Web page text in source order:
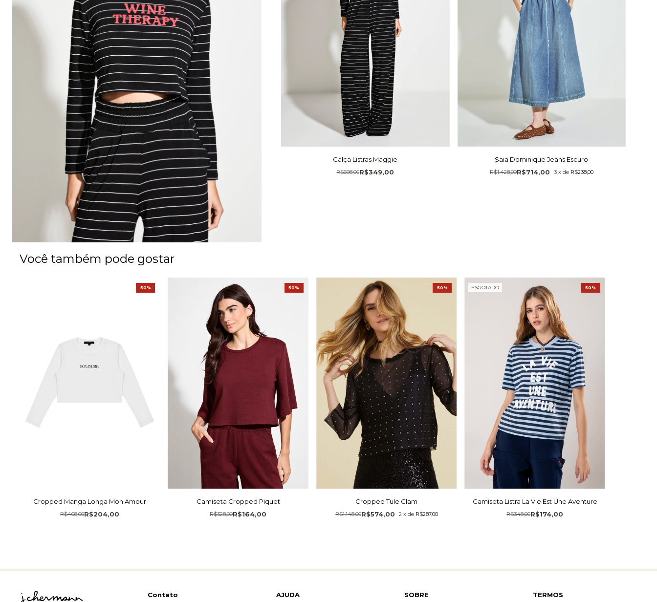
Calça Listras Maggie
R$349,00
R$698,00
Saia Dominique Jeans Escuro
R$714,00
R$1.428,00 3 x de R$238,00
Você também pode gostar
Cropped Manga Longa Mon Amour
R$204,00
R$408,00
50%
Camiseta Cropped Piquet
R$164,00
R$328,00
50%
Cropped Tule Glam
R$574,00
R$1.148,00 2 x de R$287,00
50% ESGOTADO
Camiseta Listra La Vie Est Une Aventure
R$174,00
R$348,00
50%
Contato AJUDA SOBRE TERMOS